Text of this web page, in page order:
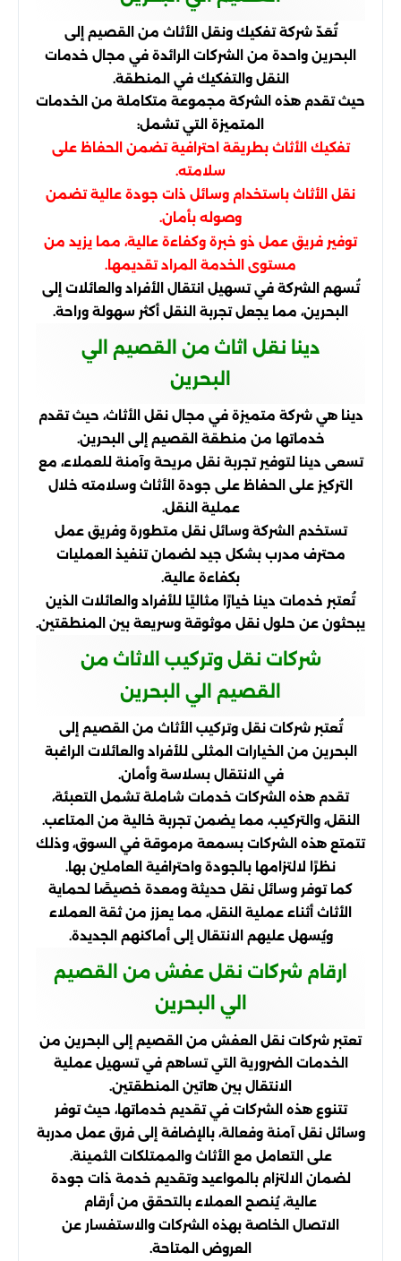
تُعَدّ شركة تفكيك ونقل الأثاث من القصيم إلى
البحرين واحدة من الشركات الرائدة في مجال خدمات
النقل والتفكيك في المنطقة.
حيث تقدم هذه الشركة مجموعة متكاملة من الخدمات
المتميزة التي تشمل:
تفكيك الأثاث بطريقة احترافية تضمن الحفاظ على
سلامته.
نقل الأثاث باستخدام وسائل ذات جودة عالية تضمن
وصوله بأمان.
توفير فريق عمل ذو خبرة وكفاءة عالية، مما يزيد من
مستوى الخدمة المراد تقديمها.
تُسهم الشركة في تسهيل انتقال الأفراد والعائلات إلى
البحرين، مما يجعل تجربة النقل أكثر سهولة وراحة.
دينا نقل اثاث من القصيم الي
البحرين
دينا هي شركة متميزة في مجال نقل الأثاث، حيث تقدم
خدماتها من منطقة القصيم إلى البحرين.
تسعى دينا لتوفير تجربة نقل مريحة وآمنة للعملاء، مع
التركيز على الحفاظ على جودة الأثاث وسلامته خلال
عملية النقل.
تستخدم الشركة وسائل نقل متطورة وفريق عمل
محترف مدرب بشكل جيد لضمان تنفيذ العمليات
بكفاءة عالية.
تُعتبر خدمات دينا خيارًا مثاليًا للأفراد والعائلات الذين
يبحثون عن حلول نقل موثوقة وسريعة بين المنطقتين.
شركات نقل وتركيب الاثاث من
القصيم الي البحرين
تُعتبر شركات نقل وتركيب الأثاث من القصيم إلى
البحرين من الخيارات المثلى للأفراد والعائلات الراغبة
في الانتقال بسلاسة وأمان.
تقدم هذه الشركات خدمات شاملة تشمل التعبئة،
النقل، والتركيب، مما يضمن تجربة خالية من المتاعب.
تتمتع هذه الشركات بسمعة مرموقة في السوق، وذلك
نظرًا لالتزامها بالجودة واحترافية العاملين بها.
كما توفر وسائل نقل حديثة ومعدة خصيصًا لحماية
الأثاث أثناء عملية النقل، مما يعزز من ثقة العملاء
ويُسهل عليهم الانتقال إلى أماكنهم الجديدة.
ارقام شركات نقل عفش من القصيم
الي البحرين
تعتبر شركات نقل العفش من القصيم إلى البحرين من
الخدمات الضرورية التي تساهم في تسهيل عملية
الانتقال بين هاتين المنطقتين.
تتنوع هذه الشركات في تقديم خدماتها، حيث توفر
وسائل نقل آمنة وفعالة، بالإضافة إلى فرق عمل مدربة
على التعامل مع الأثاث والممتلكات الثمينة.
لضمان الالتزام بالمواعيد وتقديم خدمة ذات جودة
عالية، يُنصح العملاء بالتحقق من أرقام
الاتصال الخاصة بهذه الشركات والاستفسار عن
العروض المتاحة.